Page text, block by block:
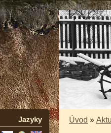
Jazyky Úvod »